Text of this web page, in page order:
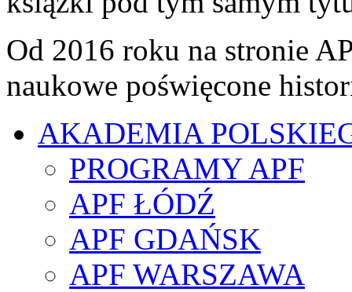
Od 2016 roku na stronie
naukowe poświęcone
AKADEMIA
PROGRAMY APF
APF ŁÓDŹ
APF GDAŃSK
APF WARSZAWA